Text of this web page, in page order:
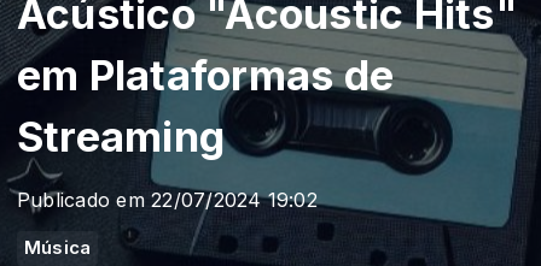
Acústico "Acoustic Hits"
em Plataformas de
Streaming
Publicado em 22/07/2024 19:02
Música